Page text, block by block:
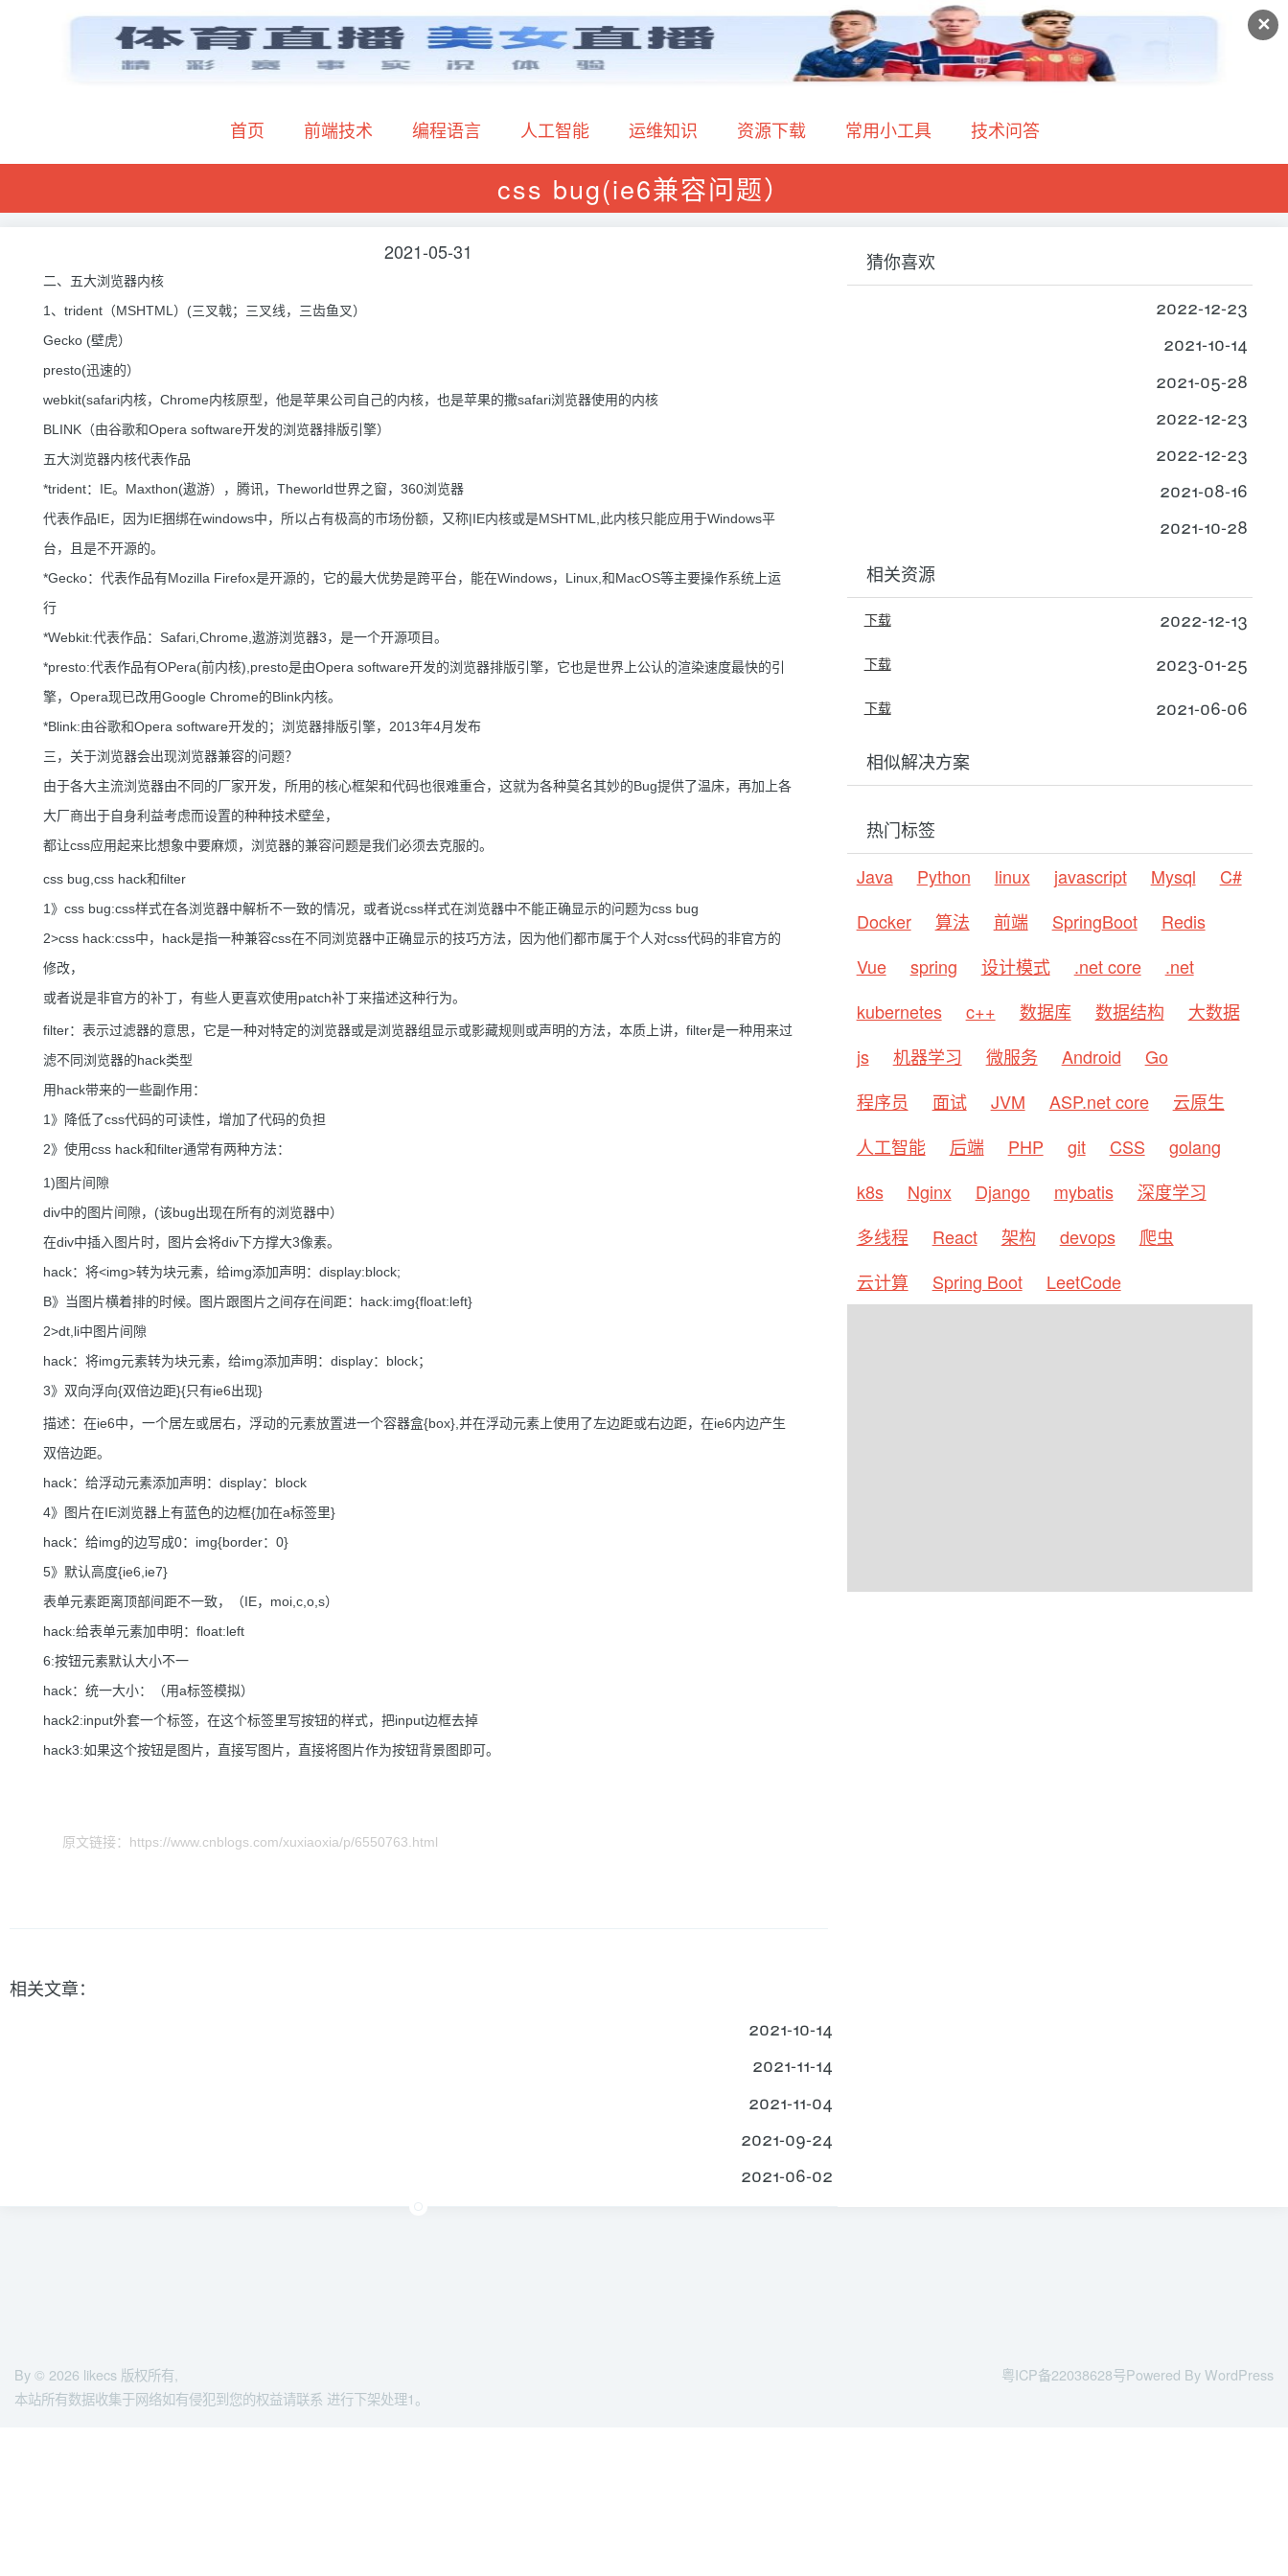
✕
首页 前端技术 编程语言 人工智能 运维知识 资源下载 常用小工具 技术问答
css bug(ie6兼容问题）
2021-05-31
二、五大浏览器内核
1、trident（MSHTML）(三叉戟；三叉线，三齿鱼叉）
Gecko (壁虎）
presto(迅速的）
webkit(safari内核，Chrome内核原型，他是苹果公司自己的内核，也是苹果的撒safari浏览器使用的内核
BLINK（由谷歌和Opera software开发的浏览器排版引擎）
五大浏览器内核代表作品
*trident：IE。Maxthon(遨游），腾讯，Theworld世界之窗，360浏览器
代表作品IE，因为IE捆绑在windows中，所以占有极高的市场份额，又称|IE内核或是MSHTML,此内核只能应用于Windows平
台，且是不开源的。
*Gecko：代表作品有Mozilla Firefox是开源的，它的最大优势是跨平台，能在Windows，Linux,和MacOS等主要操作系统上运
行
*Webkit:代表作品：Safari,Chrome,遨游浏览器3，是一个开源项目。
*presto:代表作品有OPera(前内核),presto是由Opera software开发的浏览器排版引擎，它也是世界上公认的渲染速度最快的引
擎，Opera现已改用Google Chrome的Blink内核。
*Blink:由谷歌和Opera software开发的；浏览器排版引擎，2013年4月发布
三，关于浏览器会出现浏览器兼容的问题？
由于各大主流浏览器由不同的厂家开发，所用的核心框架和代码也很难重合，这就为各种莫名其妙的Bug提供了温床，再加上各
大厂商出于自身利益考虑而设置的种种技术壁垒，
都让css应用起来比想象中要麻烦，浏览器的兼容问题是我们必须去克服的。
css bug,css hack和filter
1》css bug:css样式在各浏览器中解析不一致的情况，或者说css样式在浏览器中不能正确显示的问题为css bug
2>css hack:css中，hack是指一种兼容css在不同浏览器中正确显示的技巧方法，因为他们都市属于个人对css代码的非官方的
修改，
或者说是非官方的补丁，有些人更喜欢使用patch补丁来描述这种行为。
filter：表示过滤器的意思，它是一种对特定的浏览器或是浏览器组显示或影藏规则或声明的方法，本质上讲，filter是一种用来过
滤不同浏览器的hack类型
用hack带来的一些副作用：
1》降低了css代码的可读性，增加了代码的负担
2》使用css hack和filter通常有两种方法：
1)图片间隙
div中的图片间隙，(该bug出现在所有的浏览器中）
在div中插入图片时，图片会将div下方撑大3像素。
hack：将<img>转为块元素，给img添加声明：display:block;
B》当图片横着排的时候。图片跟图片之间存在间距：hack:img{float:left}
2>dt,li中图片间隙
hack：将img元素转为块元素，给img添加声明：display：block；
3》双向浮向{双倍边距}{只有ie6出现}
描述：在ie6中，一个居左或居右，浮动的元素放置进一个容器盒{box},并在浮动元素上使用了左边距或右边距，在ie6内边产生
双倍边距。
hack：给浮动元素添加声明：display：block
4》图片在IE浏览器上有蓝色的边框{加在a标签里}
hack：给img的边写成0：img{border：0}
5》默认高度{ie6,ie7}
表单元素距离顶部间距不一致，（IE，moi,c,o,s）
hack:给表单元素加申明：float:left
6:按钮元素默认大小不一
hack：统一大小：（用a标签模拟）
hack2:input外套一个标签，在这个标签里写按钮的样式，把input边框去掉
hack3:如果这个按钮是图片，直接写图片，直接将图片作为按钮背景图即可。
原文链接：https://www.cnblogs.com/xuxiaoxia/p/6550763.html
相关文章：
2021-10-14
2021-11-14
2021-11-04
2021-09-24
2021-06-02
猜你喜欢
2022-12-23
2021-10-14
2021-05-28
2022-12-23
2022-12-23
2021-08-16
2021-10-28
相关资源
下载 2022-12-13
下载 2023-01-25
下载 2021-06-06
相似解决方案
热门标签
Java
Python linux javascript Mysql
C#
Docker
算法 前端 SpringBoot
Redis
Vue
spring 设计模式 .net core
.net
kubernetes
c++ 数据库 数据结构
大数据
js
机器学习 微服务 Android
Go
程序员
面试 JVM ASP.net core
云原生
人工智能
后端 PHP git CSS
golang
k8s
Nginx Django mybatis
深度学习
多线程
React 架构 devops
爬虫
云计算
Spring Boot LeetCode
By © 2026 likecs 版权所有,
本站所有数据收集于网络如有侵犯到您的权益请联系 进行下架处理1。
粤ICP备22038628号Powered By WordPress